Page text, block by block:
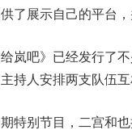
了展示自己的平台
岚吧》已经发行了
持人安排两支队伍
特别节目，二宫和